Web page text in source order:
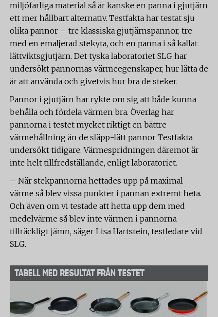
miljöfarliga material så är kanske en panna i gjutjärn
ett mer hållbart alternativ. Testfakta har testat sju
olika pannor – tre klassiska gjutjärnspannor, tre
med en emaljerad stekyta, och en panna i så kallat
lättviktsgjutjärn. Det tyska laboratoriet SLG har
undersökt pannornas värmeegenskaper, hur lätta de
är att använda och givetvis hur bra de steker.
Pannor i gjutjärn har rykte om sig att både kunna
behålla och fördela värmen bra. Överlag har
pannorna i testet mycket riktigt en bättre
värmehållning än de släpp-lätt pannor Testfakta
undersökt tidigare. Värmespridningen däremot är
inte helt tillfredställande, enligt laboratoriet.
– När stekpannorna hettades upp på maximal
värme så blev vissa punkter i pannan extremt heta.
Och även om vi testade att hetta upp dem med
medelvärme så blev inte värmen i pannorna
tillräckligt jämn, säger Lisa Hartstein, testledare vid
SLG.
TABELL MED RESULTAT FRÅN TESTET